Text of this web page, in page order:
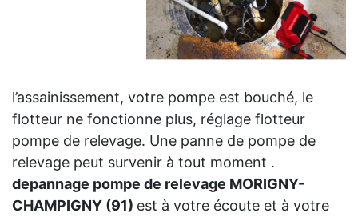
l’assainissement, votre pompe est bouché, le
flotteur ne fonctionne plus, réglage flotteur
pompe de relevage. Une panne de pompe de
relevage peut survenir à tout moment .
depannage pompe de relevage MORIGNY-
CHAMPIGNY (91) est à votre écoute et à votre